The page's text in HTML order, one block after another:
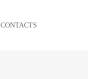
CONTACTS